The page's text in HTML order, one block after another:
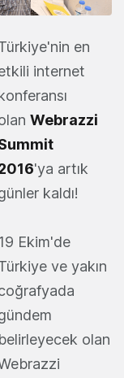
en
internet
Webrazzi
'ya artık
kaldı!
Ekim'de
ve yakın
belirleyecek olan